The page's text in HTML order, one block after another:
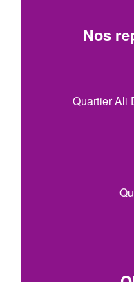
Nos
Quartier Ali